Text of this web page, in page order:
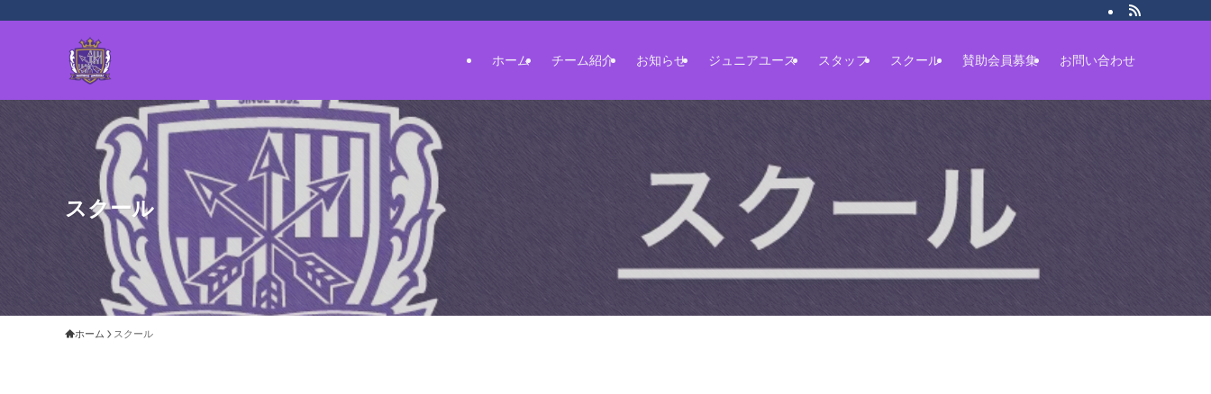
ホーム チーム紹介 お知らせ ジュニアユース スタッフ スクール 賛助会員募集 お問い合わせ
スクール
ホーム スクール